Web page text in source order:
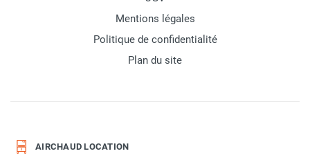
Mentions légales
Politique de confidentialité
Plan du site
AIRCHAUD LOCATION